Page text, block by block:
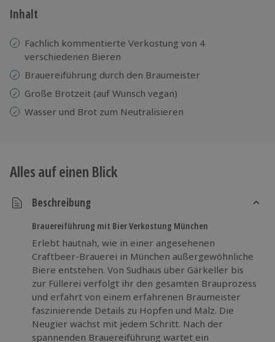
3 Jahre gültig & verlängerbar.
Inhalt
Fachlich kommentierte Verkostung von 4
verschiedenen Bieren
Brauereiführung durch den Braumeister
Große Brotzeit (auf Wunsch vegan)
Wasser und Brot zum Neutralisieren
Alles auf einen Blick
Beschreibung
Brauereiführung mit Bier Verkostung München
Erlebt hautnah, wie in einer angesehenen
Craftbeer-Brauerei in München außergewöhnliche
Biere entstehen. Von Sudhaus über Gärkeller bis
zur Füllerei verfolgt ihr den gesamten Brauprozess
und erfahrt von einem erfahrenen Braumeister
faszinierende Details zu Hopfen und Malz. Die
Neugier wächst mit jedem Schritt. Nach der
spannenden Brauereiführung wartet ein